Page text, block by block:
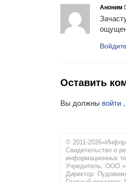
Аноним
Оставить
Вы должны войти
© 2011-
Свидетельство о
информационных
Учредитель: ООО
Директор: